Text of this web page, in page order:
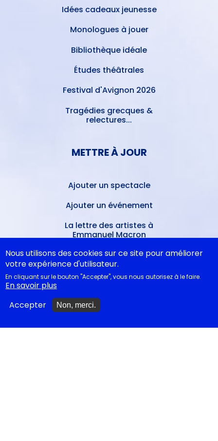
Idées cadeaux jeunesse
Monologues à jouer
Bibliothèque idéale
Études théâtrales
Festival d'Avignon 2026
Tragédies grecques &
relectures...
METTRE À JOUR
Ajouter un spectacle
Ajouter un événement
La lettre des artistes à
Emmanuel Macron
EN CLASSE
Documentations
pédagogiques
Collègiens
Nous utilisons des cookies sur ce site pour améliorer
votre expérience d'utilisateur.
En cliquant sur le bouton "Accepter", vous nous autorisez à le faire.
En savoir plus
Accepter
Non, merci.